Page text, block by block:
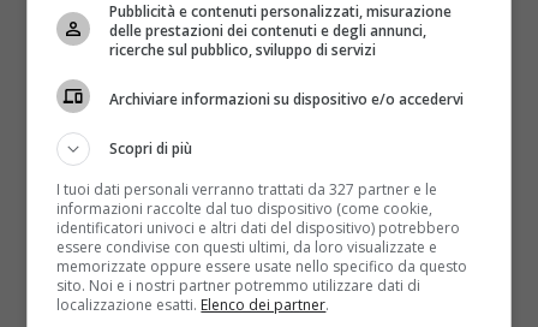
Fatti in casa
Beauty routine della buonanotte, gli step per
una pelle luminosa
Roberta Gerboni
Molte di noi arrivano alla sera distrutte e con la sola
voglia di tuffarsi nel proprio letto....
Read More
Pubblicità e contenuti personalizzati, misurazione
delle prestazioni dei contenuti e degli annunci,
ricerche sul pubblico, sviluppo di servizi
Archiviare informazioni su dispositivo e/o accedervi
Scopri di più
I tuoi dati personali verranno trattati da 327 partner e le
informazioni raccolte dal tuo dispositivo (come cookie,
identificatori univoci e altri dati del dispositivo) potrebbero
essere condivise con questi ultimi, da loro visualizzate e
memorizzate oppure essere usate nello specifico da questo
sito. Noi e i nostri partner potremmo utilizzare dati di
localizzazione esatti. Elenco dei partner.